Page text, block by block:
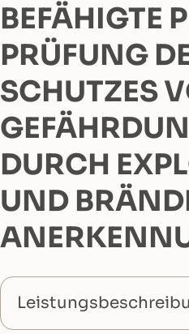
BEFÄHIGTE
PRÜFUNG
SCHUTZES
DURCH
UND